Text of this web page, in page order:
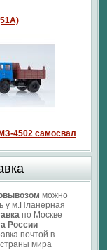
4502 самосвал
можно
у м.Планерная
по Москве
России
почтой в
страны мира